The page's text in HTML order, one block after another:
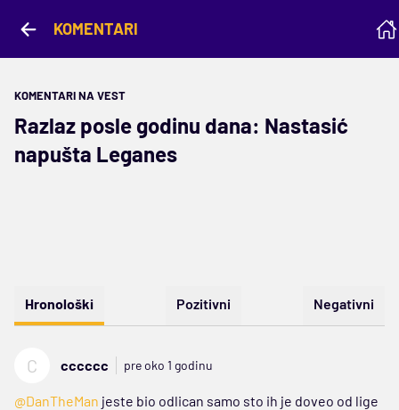
KOMENTARI
KOMENTARI NA VEST
Razlaz posle godinu dana: Nastasić
napušta Leganes
Hronološki Pozitivni Negativni
C cccccc pre oko 1 godinu
@DanTheMan jeste bio odlican samo sto ih je doveo od lige